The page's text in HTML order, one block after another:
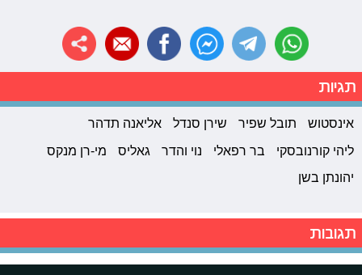
תגיות
אינסטוש תובל שפיר שירן סנדל
אליאנה תדהר
ליהי קורנובסקי
בר רפאלי נוי והדר גאליס
מי-רן מנקס
יהונתן בשן
תגובות